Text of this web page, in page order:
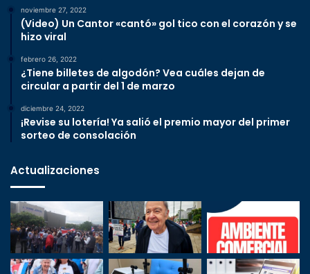
noviembre 27, 2022
(Video) Un Cantor «cantó» gol tico con el corazón y se
hizo viral
febrero 26, 2022
¿Tiene billetes de algodón? Vea cuáles dejan de
circular a partir del 1 de marzo
diciembre 24, 2022
¡Revise su lotería! Ya salió el premio mayor del primer
sorteo de consolación
Actualizaciones